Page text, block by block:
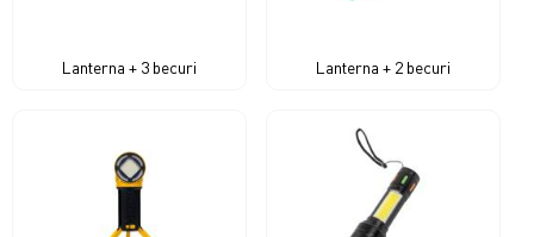
Lanterna + 3 becuri Lanterna + 2 becuri